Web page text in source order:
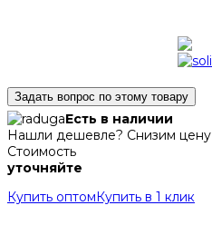
Задать вопрос по этому товару
Есть в наличии
Нашли дешевле? Снизим цену
Стоимость
уточняйте
Купить оптом Купить в 1 клик